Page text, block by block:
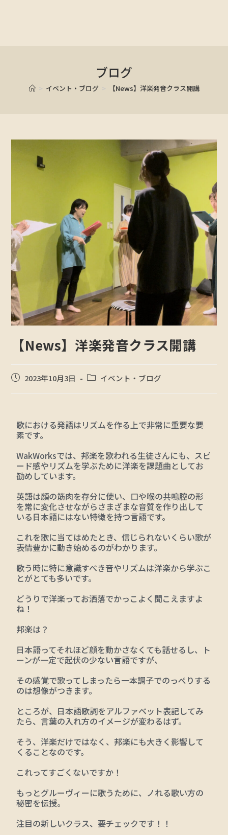
ブログ
> イベント・ブログ > 【News】洋楽発音クラス開講
【News】洋楽発音クラス開講
2023年10月3日 イベント・ブログ
歌における発語はリズムを作る上で非常に重要な要
素です。
WakWorksでは、邦楽を歌われる生徒さんにも、スピ
ード感やリズムを学ぶために洋楽を課題曲としてお
勧めしています。
英語は顔の筋肉を存分に使い、口や喉の共鳴腔の形
を常に変化させながらさまざまな音質を作り出して
いる日本語にはない特徴を持つ言語です。
これを歌に当てはめたとき、信じられないくらい歌が
表情豊かに動き始めるのがわかります。
歌う時に特に意識すべき音やリズムは洋楽から学ぶこ
とがとても多いです。
どうりで洋楽ってお洒落でかっこよく聞こえますよ
ね！
邦楽は？
日本語ってそれほど顔を動かさなくても話せるし、ト
ーンが一定で起伏の少ない言語ですが、
その感覚で歌ってしまったら一本調子でのっぺりする
のは想像がつきます。
ところが、 日本語歌詞をアルファベット表記してみ
たら、言葉の入れ方のイメージが変わるはず。
そう、洋楽だけではなく、邦楽にも大きく影響して
くることなのです。
これってすごくないですか！
もっとグルーヴィーに歌うために、ノれる歌い方の
秘密を伝授。
注目の新しいクラス、要チェックです！！